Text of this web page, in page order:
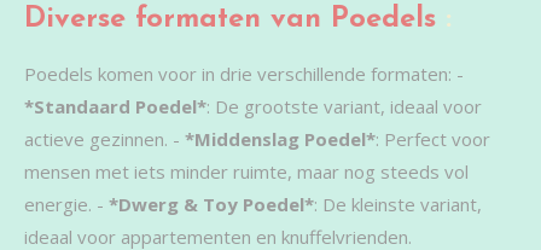
Diverse formaten van Poedels :
Poedels komen voor in drie verschillende formaten: -
*Standaard Poedel*: De grootste variant, ideaal voor
actieve gezinnen. - *Middenslag Poedel*: Perfect voor
mensen met iets minder ruimte, maar nog steeds vol
energie. - *Dwerg & Toy Poedel*: De kleinste variant,
ideaal voor appartementen en knuffelvrienden.